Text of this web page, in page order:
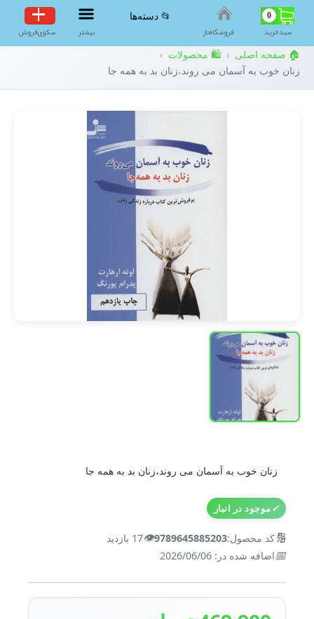
0
سبد‌خرید فروشگاه‌ناز
📂 دسته‌ها
بیشتر سکوی‌فروش
🏠 صفحه اصلی › 🛍️ محصولات ›
زنان خوب به آسمان می روند،زنان بد به همه جا
زنان خوب به آسمان می روند،زنان بد به همه جا
✓موجود در انبار
🔢کد محصول:9789645885203
👁️17 بازدید
📅اضافه شده در: 2026/06/06